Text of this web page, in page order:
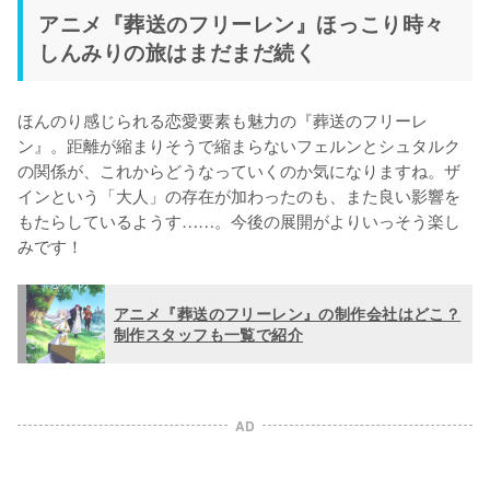
アニメ『葬送のフリーレン』ほっこり時々
しんみりの旅はまだまだ続く
ほんのり感じられる恋愛要素も魅力の『葬送のフリーレ
ン』。距離が縮まりそうで縮まらないフェルンとシュタルク
の関係が、これからどうなっていくのか気になりますね。ザ
インという「大人」の存在が加わったのも、また良い影響を
もたらしているようす……。今後の展開がよりいっそう楽し
みです！
アニメ『葬送のフリーレン』の制作会社はどこ？
制作スタッフも一覧で紹介
AD